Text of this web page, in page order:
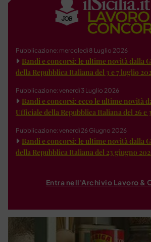
Pubblicazione: mercoledì 8 Luglio 2026
Bandi e concorsi: le ultime novità dalla
della Repubblica Italiana del 3 e 7 luglio
Pubblicazione: venerdì 3 Luglio 2026
Bandi e concorsi: ecco le ultime novità
Ufficiale della Repubblica Italiana del 26 e
Pubblicazione: venerdì 26 Giugno 2026
Bandi e concorsi: le ultime novità dalla
della Repubblica Italiana del 23 giugno
Entra nell'Archivio Lavoro &